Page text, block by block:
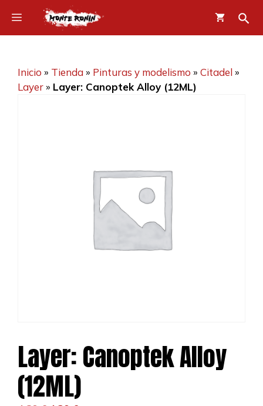
contenido
Menú
Inicio » Tienda» Pinturas y modelismo » Citadel»
Layer» Layer: Canoptek Alloy (12ML)
Layer: Canoptek Alloy
(12ML)